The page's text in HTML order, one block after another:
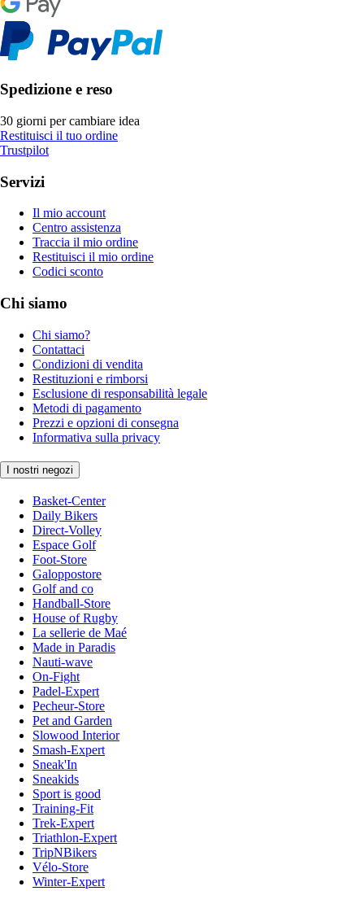
Spedizione e reso
30 giorni per cambiare idea
Restituisci il tuo ordine
Trustpilot
Servizi
Il mio account
Centro assistenza
Traccia il mio ordine
Restituisci il mio ordine
Codici sconto
Chi siamo
Chi siamo?
Contattaci
Condizioni di vendita
Restituzioni e rimborsi
Esclusione di responsabilità legale
Metodi di pagamento
Prezzi e opzioni di consegna
Informativa sulla privacy
I nostri negozi
Basket-Center
Daily Bikers
Direct-Volley
Espace Golf
Foot-Store
Galoppostore
Golf and co
Handball-Store
House of Rugby
La sellerie de Maé
Made in Paradis
Nauti-wave
On-Fight
Padel-Expert
Pecheur-Store
Pet and Garden
Slowood Interior
Smash-Expert
Sneak'In
Sneakids
Sport is good
Training-Fit
Trek-Expert
Triathlon-Expert
TripNBikers
Vélo-Store
Winter-Expert